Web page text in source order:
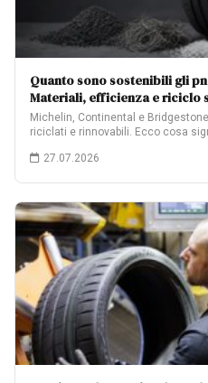
Quanto sono sostenibili gli
Materiali, efficienza e riciclo
Michelin, Continental e
riciclati e rinnovabili. Ecco cosa
27.07.2026